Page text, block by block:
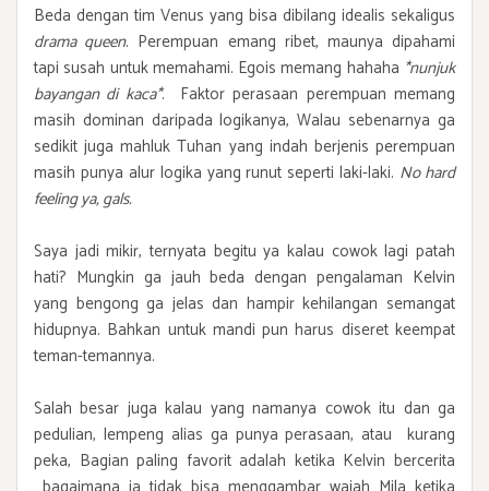
Beda dengan tim Venus yang bisa dibilang idealis sekaligus
drama queen. Perempuan emang ribet, maunya dipahami
tapi susah untuk memahami. Egois memang hahaha *nunjuk
bayangan di kaca*. Faktor perasaan perempuan memang
masih dominan daripada logikanya, Walau sebenarnya ga
sedikit juga mahluk Tuhan yang indah berjenis perempuan
masih punya alur logika yang runut seperti laki-laki. No hard
feeling ya, gals.
Saya jadi mikir, ternyata begitu ya kalau cowok lagi patah
hati? Mungkin ga jauh beda dengan pengalaman Kelvin
yang bengong ga jelas dan hampir kehilangan semangat
hidupnya. Bahkan untuk mandi pun harus diseret keempat
teman-temannya.
Salah besar juga kalau yang namanya cowok itu dan ga
pedulian, lempeng alias ga punya perasaan, atau kurang
peka, Bagian paling favorit adalah ketika Kelvin bercerita